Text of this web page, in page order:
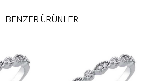
BENZER ÜRÜNLER